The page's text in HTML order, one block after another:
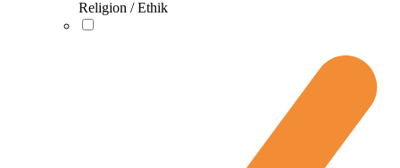
Religion / Ethik